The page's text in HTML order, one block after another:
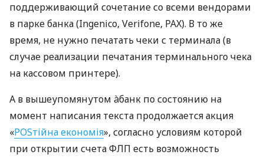
поддерживающий сочетание со всеми вендорами
в парке банка (Ingenico, Verifone, PAX). В то же
время, не нужно печатать чеки с терминала (в
случае реализации печатания терминального чека
на кассовом принтере).
А в вышеупомянутом àбанк по состоянию на
момент написания текста продолжается акция
«POSтійна економія», согласно условиям которой
при открытии счета ФЛП есть возможность